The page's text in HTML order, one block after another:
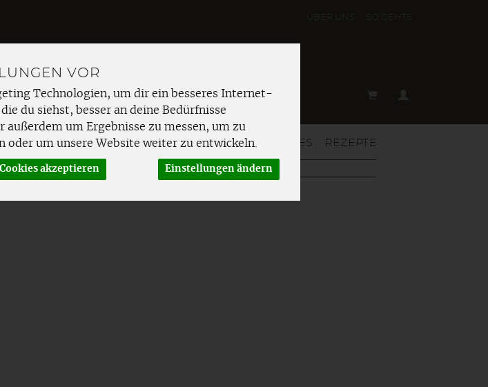
VOR
Technologien, um dir ein besseres Internet-
du siehst, besser an deine Bedürfnisse
um Ergebnisse zu messen, um zu
oder um unsere Website weiter zu entwickeln.
akzeptieren Einstellungen ändern
SPEISEKAMMER HAUSHALT & MEHR AKTUELLES REZEPTE